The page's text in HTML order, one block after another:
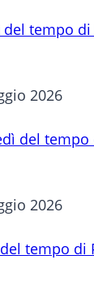
tempo di
2026
del tempo
2026
tempo di